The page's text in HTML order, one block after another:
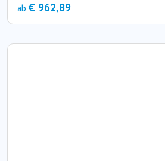
ab € 962,89